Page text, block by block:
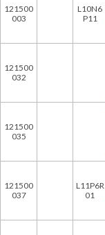
121500
003
L10N6
P11
121500
032
121500
035
121500
037
L11P6R
01